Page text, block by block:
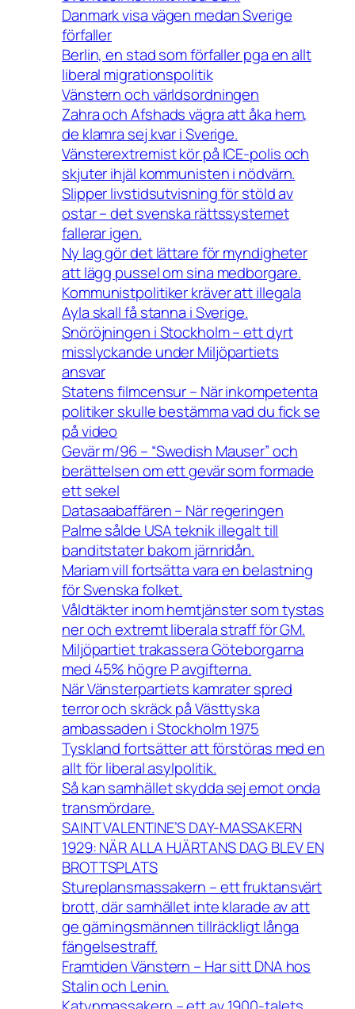
Danmark visa vägen medan Sverige
förfaller
Berlin, en stad som förfaller pga en allt
liberal migrationspolitik
Vänstern och världsordningen
Zahra och Afshads vägra att åka hem,
de klamra sej kvar i Sverige.
Vänsterextremist kör på ICE-polis och
skjuter ihjäl kommunisten i nödvärn.
Slipper livstidsutvisning för stöld av
ostar – det svenska rättssystemet
fallerar igen.
Ny lag gör det lättare för myndigheter
att lägg pussel om sina medborgare.
Kommunistpolitiker kräver att illegala
Ayla skall få stanna i Sverige.
Snöröjningen i Stockholm – ett dyrt
misslyckande under Miljöpartiets
ansvar
Statens filmcensur – När inkompetenta
politiker skulle bestämma vad du fick se
på video
Gevär m/96 – “Swedish Mauser” och
berättelsen om ett gevär som formade
ett sekel
Datasaabaffären – När regeringen
Palme sålde USA teknik illegalt till
banditstater bakom järnridån.
Mariam vill fortsätta vara en belastning
för Svenska folket.
Våldtäkter inom hemtjänster som tystas
ner och extremt liberala straff för GM.
Miljöpartiet trakassera Göteborgarna
med 45% högre P avgifterna.
När Vänsterpartiets kamrater spred
terror och skräck på Västtyska
ambassaden i Stockholm 1975
Tyskland fortsätter att förstöras med en
allt för liberal asylpolitik.
Så kan samhället skydda sej emot onda
transmördare.
SAINT VALENTINE’S DAY-MASSAKERN
1929: NÄR ALLA HJÄRTANS DAG BLEV EN
BROTTSPLATS
Stureplansmassakern – ett fruktansvärt
brott, där samhället inte klarade av att
ge gärningsmännen tillräckligt långa
fängelsestraff.
Framtiden Vänstern – Har sitt DNA hos
Stalin och Lenin.